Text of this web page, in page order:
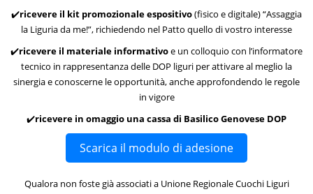
✔️ricevere il kit promozionale espositivo(fisico e digitale) “Assaggia
la Liguria da me!”, richiedendo nel Patto quello di vostro interesse
✔️ricevere il materiale informativoe un colloquio con l’informatore
tecnico in rappresentanza delle DOP liguri per attivare al meglio la
sinergia e conoscerne le opportunità, anche approfondendo le regole
in vigore
✔️ricevere in omaggio una cassa di Basilico Genovese DOP
Scarica il modulo di adesione
Qualora non foste già associati a Unione Regionale Cuochi Liguri